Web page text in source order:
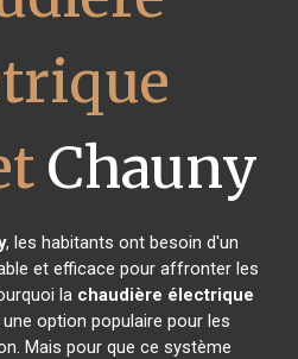
Chauny
, les habitants ont besoin d'un
et efficace pour affronter les
la chaudière électrique
option populaire pour les
Mais pour que ce système